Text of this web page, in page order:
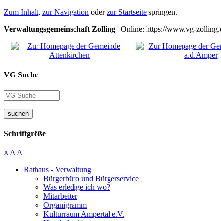
Zum Inhalt, zur Navigation oderzur Startseite springen.
Verwaltungsgemeinschaft Zolling | Online: https://www.vg-
VG Suche
suchen
Schriftgröße
A A A
Rathaus - Verwaltung
Bürgerbüro und Bürgerservice
Was erledige ich wo?
Mitarbeiter
Organigramm
Kulturraum Ampertal e.V.